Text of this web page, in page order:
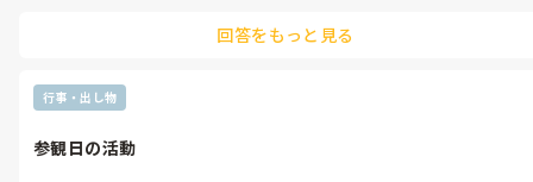
回答をもっと見る
行事・出し物
参観日の活動